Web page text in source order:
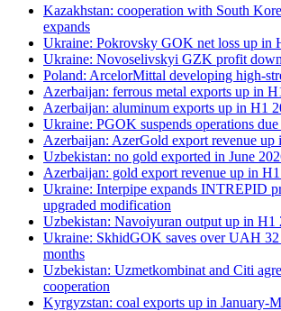
Kazakhstan: cooperation with South
expands
Ukraine: Pokrovsky GOK net loss up in
Ukraine: Novoselivskyi GZK profit
Poland: ArcelorMittal developing high-
Azerbaijan: ferrous metal exports up in
Azerbaijan: aluminum exports up in H1
Ukraine: PGOK suspends operations
Azerbaijan: AzerGold export revenue up
Uzbekistan: no gold exported in June
Azerbaijan: gold export revenue up in
Ukraine: Interpipe expands INTREPID
upgraded modification
Uzbekistan: Navoiyuran output up in H1
Ukraine: SkhidGOK saves over UAH
months
Uzbekistan: Uzmetkombinat and Citi
cooperation
Kyrgyzstan: coal exports up in January-